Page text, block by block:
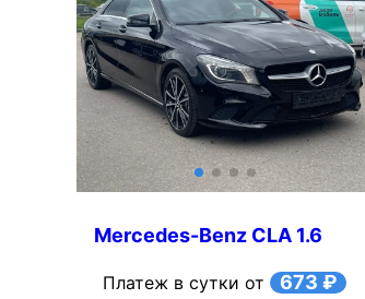
Mercedes-Benz CLA 1.6
Платеж в сутки от 673 ₽